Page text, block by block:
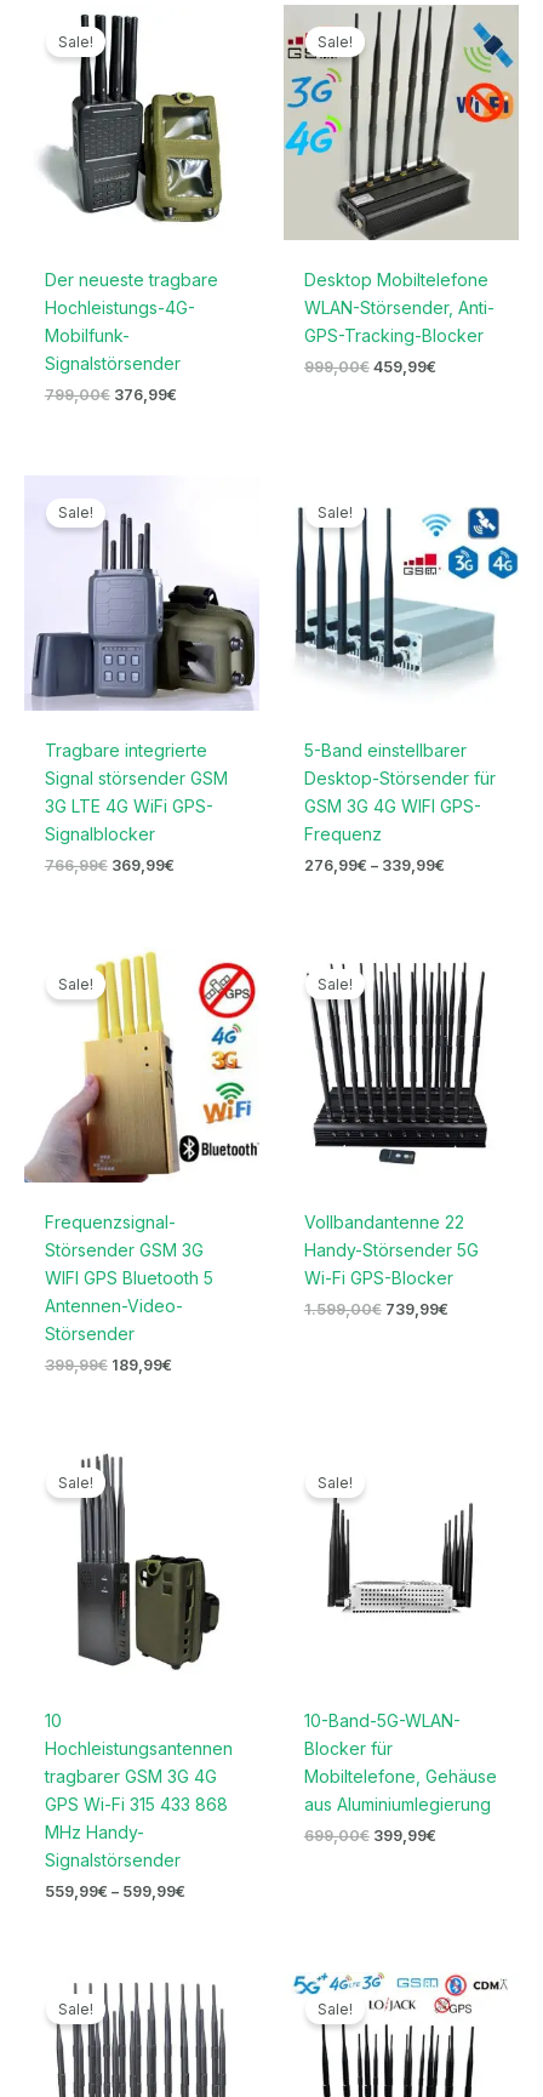
Sale!
Der neueste tragbare
Hochleistungs-4G-
Mobilfunk-
Signalstörsender
799,00€
Ursprünglicher
Preis
war:
799,00€
376,99€
Sale!
Desktop Mobiltelefone
WLAN-Störsender, Anti-
GPS-Tracking-Blocker
999,00€
Ursprünglicher
Preis
war:
999,00€
459,99€
Aktueller
Preis
ist:
459,99€.
Sale!
Tragbare integrierte
Signal störsender GSM
3G LTE 4G WiFi GPS-
Signalblocker
766,99€
war:
766,99€
369,99€
Sale!
5-Band einstellbarer
Desktop-Störsender für
GSM 3G 4G WIFI GPS-
Frequenz
276,99€ – 339,99€
276,99€
bis
339,99€
Sale!
Frequenzsignal-
Störsender GSM 3G
WIFI GPS Bluetooth 5
Antennen-Video-
Störsender
399,99€
Ursprünglicher
Preis
war:
399,99€
189,99€
Preis
189,99€.
Sale!
Vollbandantenne 22
Handy-Störsender 5G
Wi-Fi GPS-Blocker
1.599,00€
Preis
war:
1.599,00€
739,99€
Preis
ist:
739,99€.
Sale!
10
Hochleistungsantennen
tragbarer GSM 3G 4G
GPS Wi-Fi 315 433 868
MHz Handy-
Signalstörsender
559,99€ – 599,99€
Sale!
10-Band-5G-WLAN-
Blocker für
Mobiltelefone, Gehäuse
aus Aluminiumlegierung
699,00€ 399,99€
399,99€.
Sale!
Ursprünglicher
Preis
war:
1.199,00€
Aktueller
Preis
ist:
699,99€.
Sale!
Ursprünglicher
Preis
2.099,00€
Aktueller
Preis
ist: